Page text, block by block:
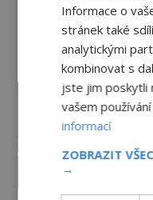
Informace o
stránek také
analytickými
kombinovat s
jste jim poskytli
vašem
informací
ZOBRAZIT
→